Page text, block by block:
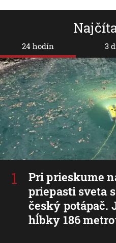
24 hodín
Pri prieskume
priepasti sveta
český potápač.
hĺbky 186
3